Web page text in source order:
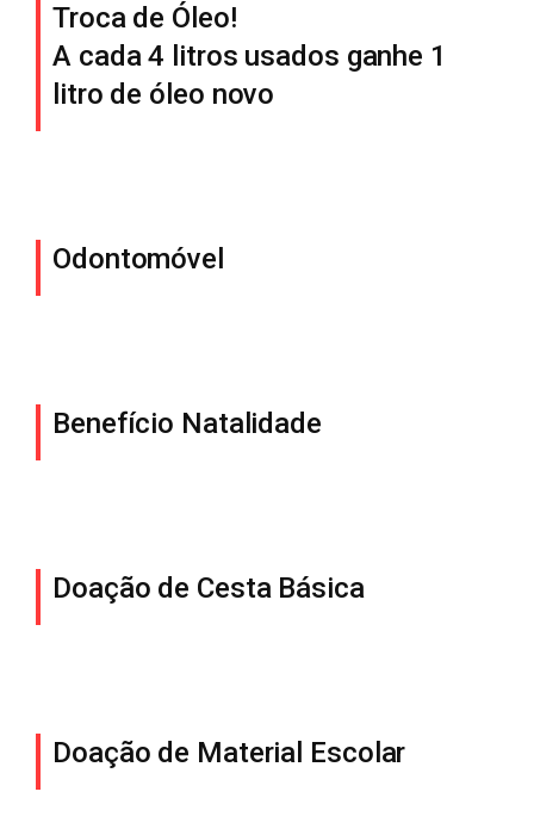
Troca de Óleo!
A cada 4 litros usados ganhe 1
litro de óleo novo
Odontomóvel
Benefício Natalidade
Doação de Cesta Básica
Doação de Material Escolar